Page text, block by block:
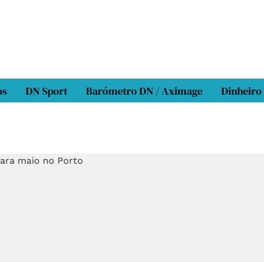
DN Sport Barómetro DN / Aximage Dinheiro